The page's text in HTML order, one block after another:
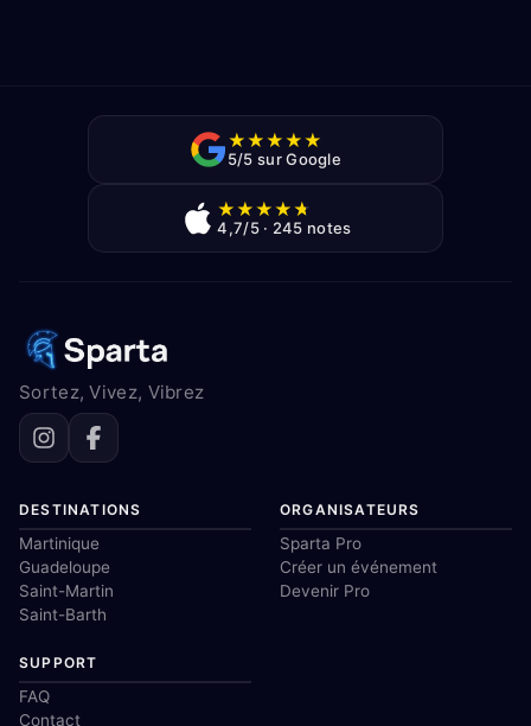
★★★★★
5/5 sur Google
★★★★★
4,7/5 · 245 notes
Sortez, Vivez, Vibrez
DESTINATIONS
Martinique
Guadeloupe
Saint-Martin
Saint-Barth
ORGANISATEURS
Sparta Pro
Créer un événement
Devenir Pro
SUPPORT
FAQ
Contact